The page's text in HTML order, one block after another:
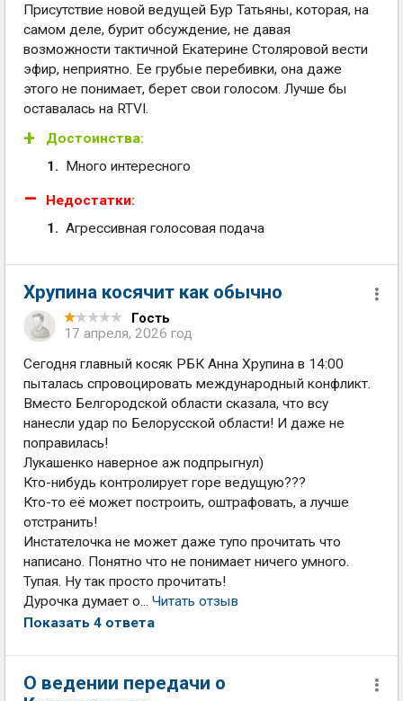
Присутствие новой ведущей Бур Татьяны, которая, на
самом деле, бурит обсуждение, не давая
возможности тактичной Екатерине Столяровой вести
эфир, неприятно. Ее грубые перебивки, она даже
этого не понимает, берет свои голосом. Лучше бы
оставалась на RTVI.
Достоинства:
Много интересного
Недостатки:
Агрессивная голосовая подача
Хрупина косячит как обычно
Гость
17 апреля, 2026 год
Сегодня главный косяк РБК Анна Хрупина в 14:00
пыталась спровоцировать международный конфликт.
Вместо Белгородской области сказала, что всу
нанесли удар по Белорусской области! И даже не
поправилась!
Лукашенко наверное аж подпрыгнул)
Кто-нибудь контролирует горе ведущую???
Кто-то её может построить, оштрафовать, а лучше
отстранить!
Инстателочка не может даже тупо прочитать что
написано. Понятно что не понимает ничего умного.
Тупая. Ну так просто прочитать!
Дурочка думает о... Читать отзыв
Показать 4 ответа
О ведении передачи о